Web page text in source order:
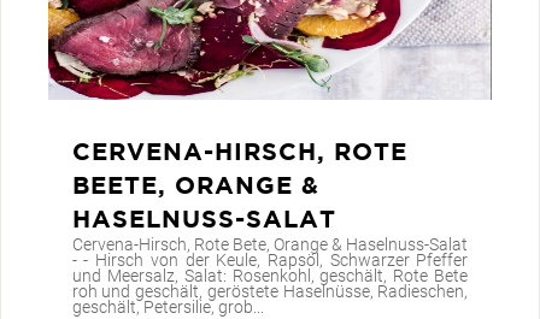
CERVENA-HIRSCH, ROTE
BEETE, ORANGE &
HASELNUSS-SALAT
Cervena-Hirsch, Rote Bete, Orange & Haselnuss-Salat
- - Hirsch von der Keule, Rapsöl, Schwarzer Pfeffer
und Meersalz, Salat: Rosenkohl, geschält, Rote Bete
roh und geschält, geröstete Haselnüsse, Radieschen,
geschält, Petersilie, grob...